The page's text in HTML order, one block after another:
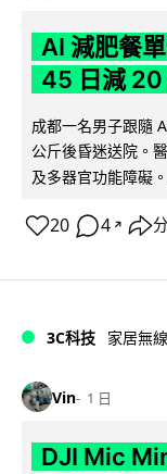
AI 減肥餐
45 日減 20
成都一名男子跟隨
公斤後昏迷送院。
及多器官功能障礙
20 4 ↗
3C科技 家居無線
Vin 1 日
DJI Mic